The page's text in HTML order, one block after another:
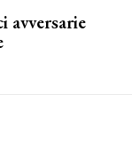
avversarie